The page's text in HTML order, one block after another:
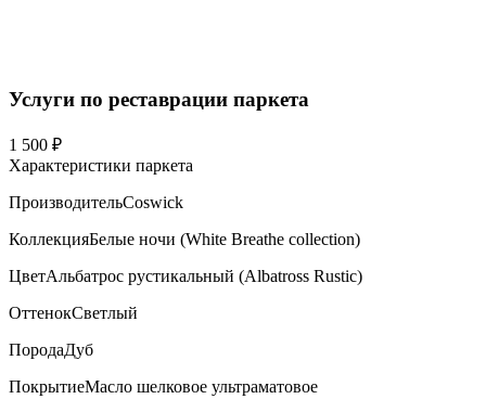
Услуги по реставрации паркета
1 500 ₽
Характеристики паркета
ПроизводительCoswick
КоллекцияБелые ночи (White Breathe collection)
ЦветАльбатрос рустикальный (Albatross Rustic)
ОттенокСветлый
ПородаДуб
ПокрытиеМасло шелковое ультраматовое